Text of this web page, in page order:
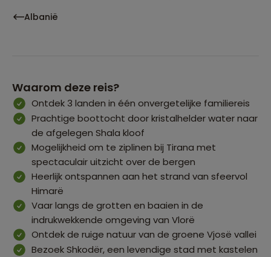
Albanië
Waarom deze reis?
Ontdek 3 landen in één onvergetelijke familiereis
Prachtige boottocht door kristalhelder water naar
de afgelegen Shala kloof
Mogelijkheid om te ziplinen bij Tirana met
spectaculair uitzicht over de bergen
Heerlijk ontspannen aan het strand van sfeervol
Himarë
Vaar langs de grotten en baaien in de
indrukwekkende omgeving van Vlorë
Ontdek de ruige natuur van de groene Vjosë vallei
Bezoek Shkodër, een levendige stad met kastelen